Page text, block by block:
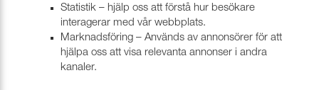
Statistik – hjälp oss att förstå hur besökare
interagerar med vår webbplats.
Marknadsföring – Används av annonsörer för att
hjälpa oss att visa relevanta annonser i andra
kanaler.